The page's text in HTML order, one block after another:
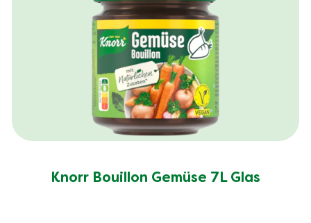
Knorr Bouillon Gemüse 7L Glas